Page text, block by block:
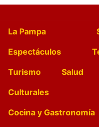
La Pampa
Espectáculos
Turismo
Salud
Culturales
Cocina y Gastronomía